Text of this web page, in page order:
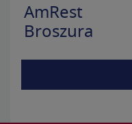
AmRest
Broszura